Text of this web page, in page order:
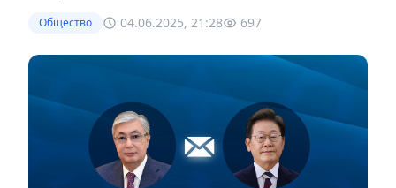
Общество 04.06.2025, 21:28 697